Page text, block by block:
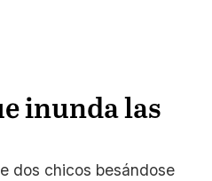
inunda las
dos chicos besándose